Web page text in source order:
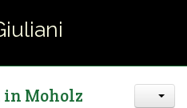
in Moholz